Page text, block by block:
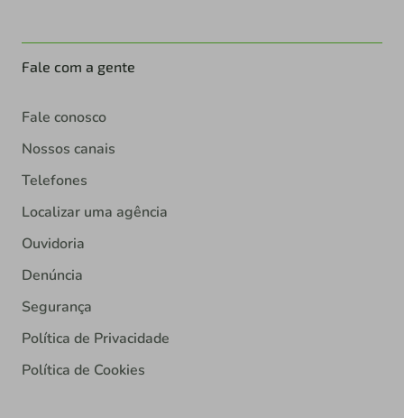
Fale com a gente
Fale conosco
Nossos canais
Telefones
Localizar uma agência
Ouvidoria
Denúncia
Segurança
Política de Privacidade
Política de Cookies